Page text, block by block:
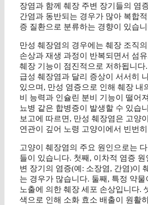
장염과 함께 췌장 주변 장기들의 염
간염과 동반되는 경우가 많아 복합
증 질환으로 분류하는 경향이 있습
만성 췌장염의 경우에는 췌장 조직
손상과 재생 과정이 반복되면서 섬
췌장 기능이 점진적으로 저하됩니다
급성 췌장염과 달리 증상이 서서히
있으며, 만성 염증으로 인해 췌장 내
비 능력과 인슐린 분비 기능이 떨어
뇨병 같은 합병증이 발생할 수 있습
보고에 따르면, 만성 췌장염은 고양
연관이 깊어 노령 고양이에서 빈번
고양이 췌장염의 주요 원인으로는
들이 있습니다. 첫째, 이차적 염증 원
변 장기의 염증(예: 소장염, 간염)이
는 경우가 많습니다. 둘째, 특정 약물
노출에 의한 췌장 세포 손상입니다.
색으로 인해 소화 효소 배출이 원활